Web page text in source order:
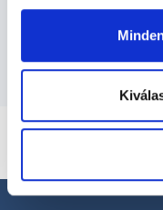
Budapesti és